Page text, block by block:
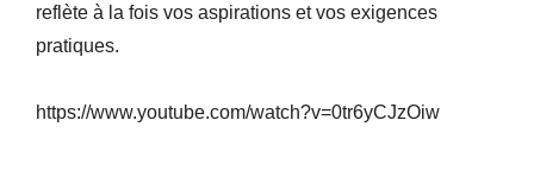
reflète à la fois vos aspirations et vos exigences
pratiques.
https://www.youtube.com/watch?v=0tr6yCJzOiw